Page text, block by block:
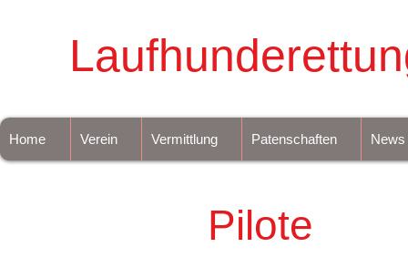
Home Verein Vermittlung Patenschaften News
Pilote